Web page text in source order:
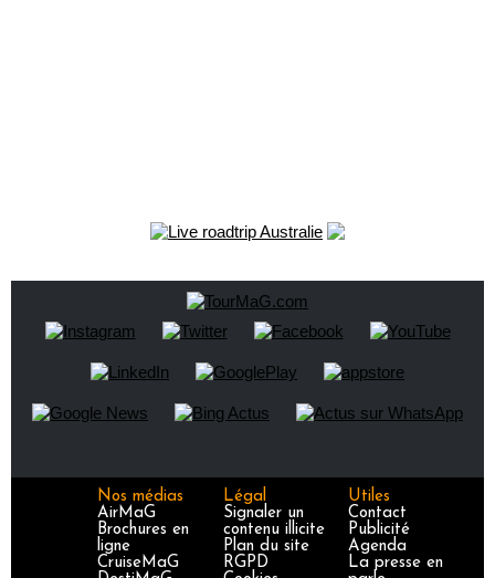
Nos médias
AirMaG
Brochures en
ligne
CruiseMaG
Légal
Signaler un
contenu illicite
Plan du site
RGPD
Utiles
Contact
Publicité
Agenda
La presse en